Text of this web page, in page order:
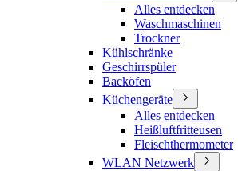
Alles entdecken
Waschmaschinen
Trockner
Kühlschränke
Geschirrspüler
Backöfen
Küchengeräte
Alles entdecken
Heißluftfritteusen
Fleischthermometer
WLAN Netzwerk